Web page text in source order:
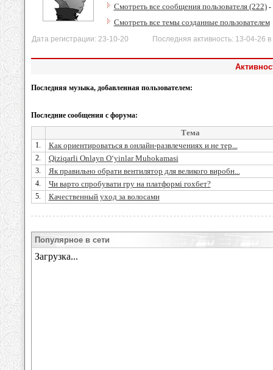
Смотреть все сообщения пользователя (222)-
Смотреть все темы созданные пользователем
Дата регистрации: 23-10-20 Последняя активность: 13-04-26 в
Последняя музыка, добавленная пользователем:
Последние сообщения с форума:
Тема
1. Как ориентироваться в онлайн-развлечениях и не тер...
2. Qiziqarli Onlayn O‘yinlar Muhokamasi
3. Як правильно обрати вентилятор для великого виробн...
4. Чи варто спробувати гру на платформі гохбет?
5. Качественный уход за волосами
Популярное в сети